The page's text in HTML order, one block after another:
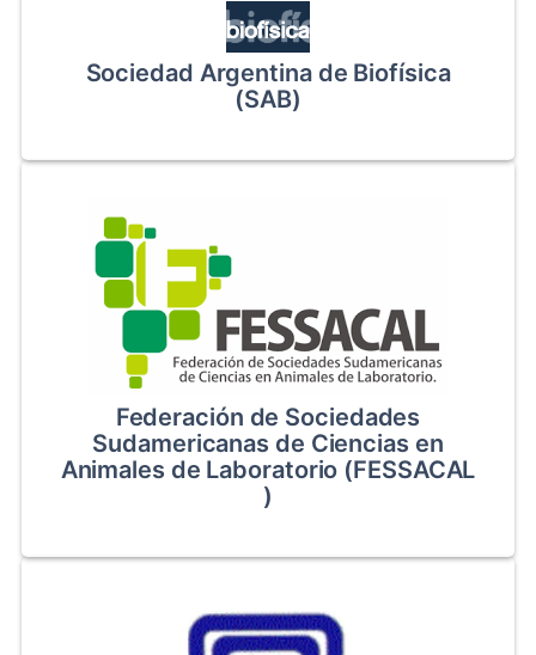
Sociedad Argentina de Biofísica
(SAB)
Federación de Sociedades
Sudamericanas de Ciencias en
Animales de Laboratorio (FESSACAL
)